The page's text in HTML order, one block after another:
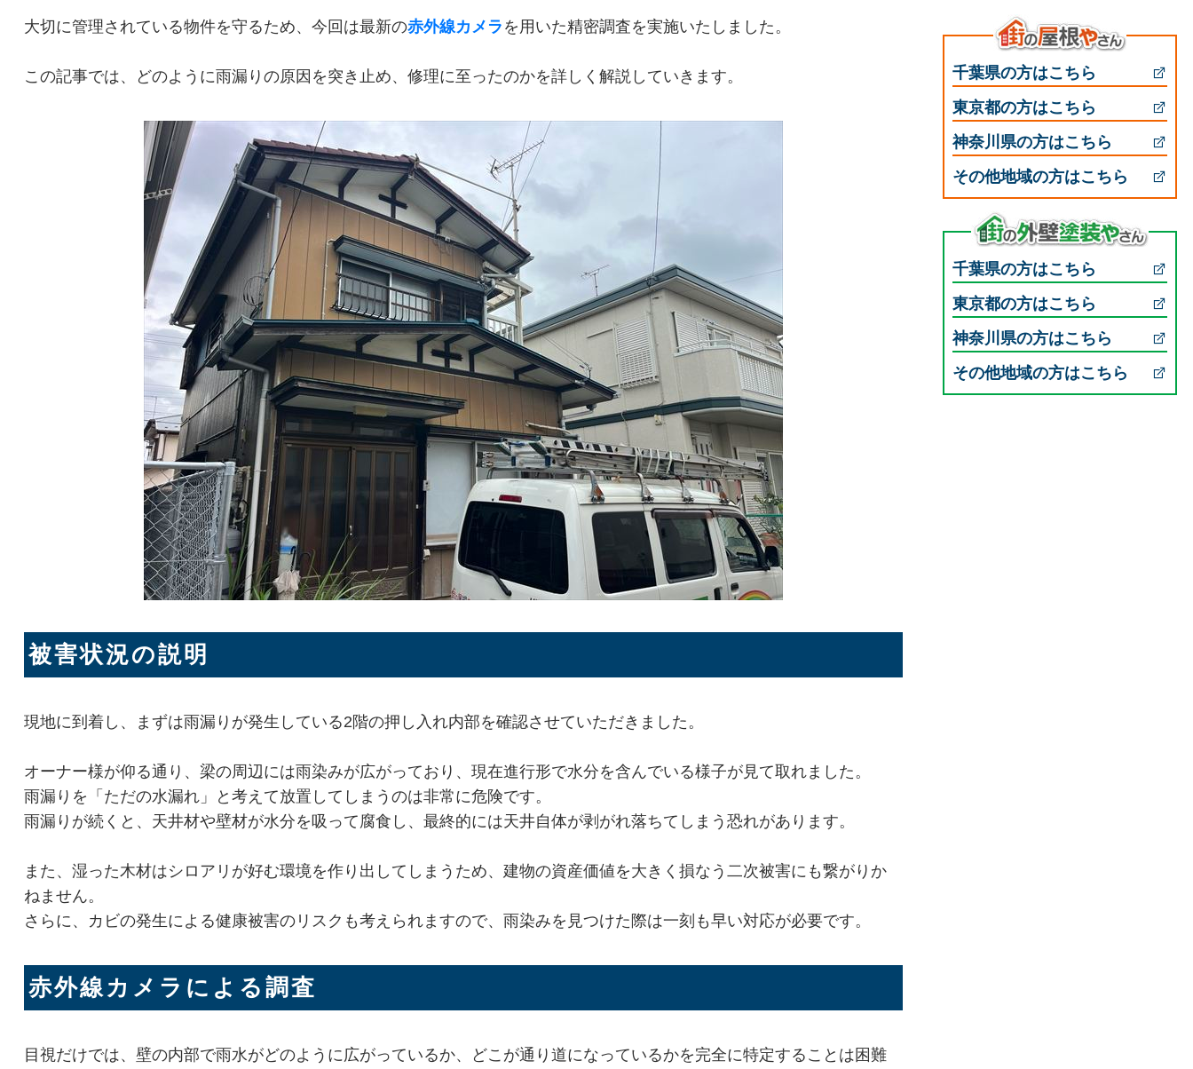
大切に管理されている物件を守るため、今回は最新の赤外線カメラ を用いた精密調査を実施いたしました。
この記事では、どのように雨漏りの原因を突き止め、修理に至ったのかを詳しく解説していきます。
被害状況の説明
現地に到着し、まずは雨漏りが発生している2階の押し入れ内部を確認させていただきました。
オーナー様が仰る通り、梁の周辺には雨染みが広がっており、現在進行形で水分を含んでいる様子が見て取れました。
雨漏りを「ただの水漏れ」と考えて放置してしまうのは非常に危険です。
雨漏りが続くと、天井材や壁材が水分を吸って腐食し、最終的には天井自体が剥がれ落ちてしまう恐れがあります。
また、湿った木材はシロアリが好む環境を作り出してしまうため、建物の資産価値を大きく損なう二次被害にも繋がりか
ねません。
さらに、カビの発生による健康被害のリスクも考えられますので、雨染みを見つけた際は一刻も早い対応が必要です。
赤外線カメラによる調査
目視だけでは、壁の内部で雨水がどのように広がっているか、どこが通り道になっているかを完全に特定することは困難
千葉県の方はこちら
東京都の方はこちら
神奈川県の方はこちら
その他地域の方はこちら
千葉県の方はこちら
東京都の方はこちら
神奈川県の方はこちら
その他地域の方はこちら